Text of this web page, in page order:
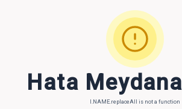
Hata
l.NAME.replaceAll is not a function